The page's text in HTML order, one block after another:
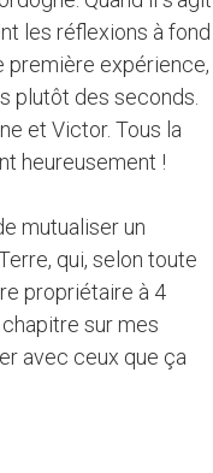
les réflexions à fond
première expérience,
plutôt des seconds.
et Victor. Tous la
heureusement !
mutualiser un
qui, selon toute
propriétaire à 4
sur mes
avec ceux que ça